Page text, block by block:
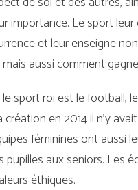
importance. Le sport
et leur enseigne
aussi comment
sport roi est le football,
en 2014 il n’y
féminines ont aussi
pupilles aux seniors. Les
éthiques.